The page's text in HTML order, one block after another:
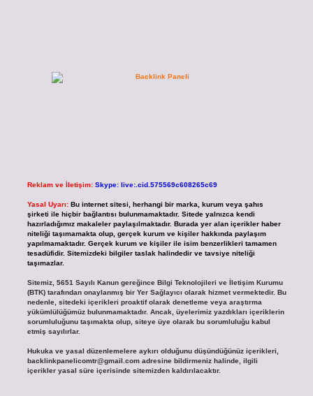
Reklam ve İletişim: Skype: live:.cid.575569c608265c69
Yasal Uyarı: Bu internet sitesi, herhangi bir marka, kurum veya şahıs
şirketi ile hiçbir bağlantısı bulunmamaktadır. Sitede yalnızca kendi
hazırladığımız makaleler paylaşılmaktadır. Burada yer alan içerikler haber
niteliği taşımamakta olup, gerçek kurum ve kişiler hakkında paylaşım
yapılmamaktadır. Gerçek kurum ve kişiler ile isim benzerlikleri tamamen
tesadüfidir. Sitemizdeki bilgiler taslak halindedir ve tavsiye niteliği
taşımazlar.
Sitemiz, 5651 Sayılı Kanun gereğince Bilgi Teknolojileri ve İletişim Kurumu
(BTK) tarafından onaylanmış bir Yer Sağlayıcı olarak hizmet vermektedir. Bu
nedenle, sitedeki içerikleri proaktif olarak denetleme veya araştırma
yükümlülüğümüz bulunmamaktadır. Ancak, üyelerimiz yazdıkları içeriklerin
sorumluluğunu taşımakta olup, siteye üye olarak bu sorumluluğu kabul
etmiş sayılırlar.
Hukuka ve yasal düzenlemelere aykırı olduğunu düşündüğünüz içerikleri,
backlinkpanelicomtr@gmail.comadresine bildirmeniz halinde, ilgili
içerikler yasal süre içerisinde sitemizden kaldırılacaktır.